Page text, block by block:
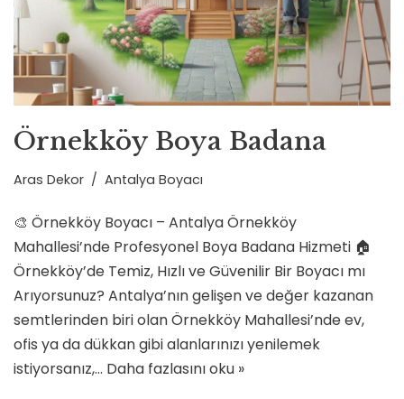
Örnekköy Boya Badana
Aras Dekor Antalya Boyacı
🎨 Örnekköy Boyacı – Antalya Örnekköy
Mahallesi’nde Profesyonel Boya Badana Hizmeti 🏠
Örnekköy’de Temiz, Hızlı ve Güvenilir Bir Boyacı mı
Arıyorsunuz? Antalya’nın gelişen ve değer kazanan
semtlerinden biri olan Örnekköy Mahallesi’nde ev,
ofis ya da dükkan gibi alanlarınızı yenilemek
istiyorsanız,… Daha fazlasını oku »